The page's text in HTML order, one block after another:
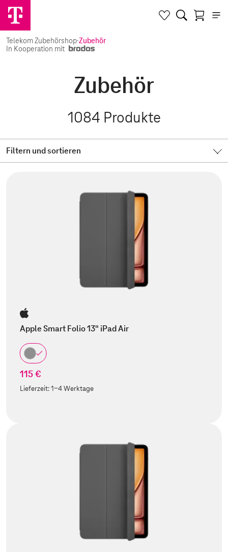
Telekom Zubehörshop·Zubehör
In Kooperation mit
Zubehör
1084 Produkte
Filtern und sortieren
Apple Smart Folio 13" iPad Air
115 €
Lieferzeit:1-4 Werktage